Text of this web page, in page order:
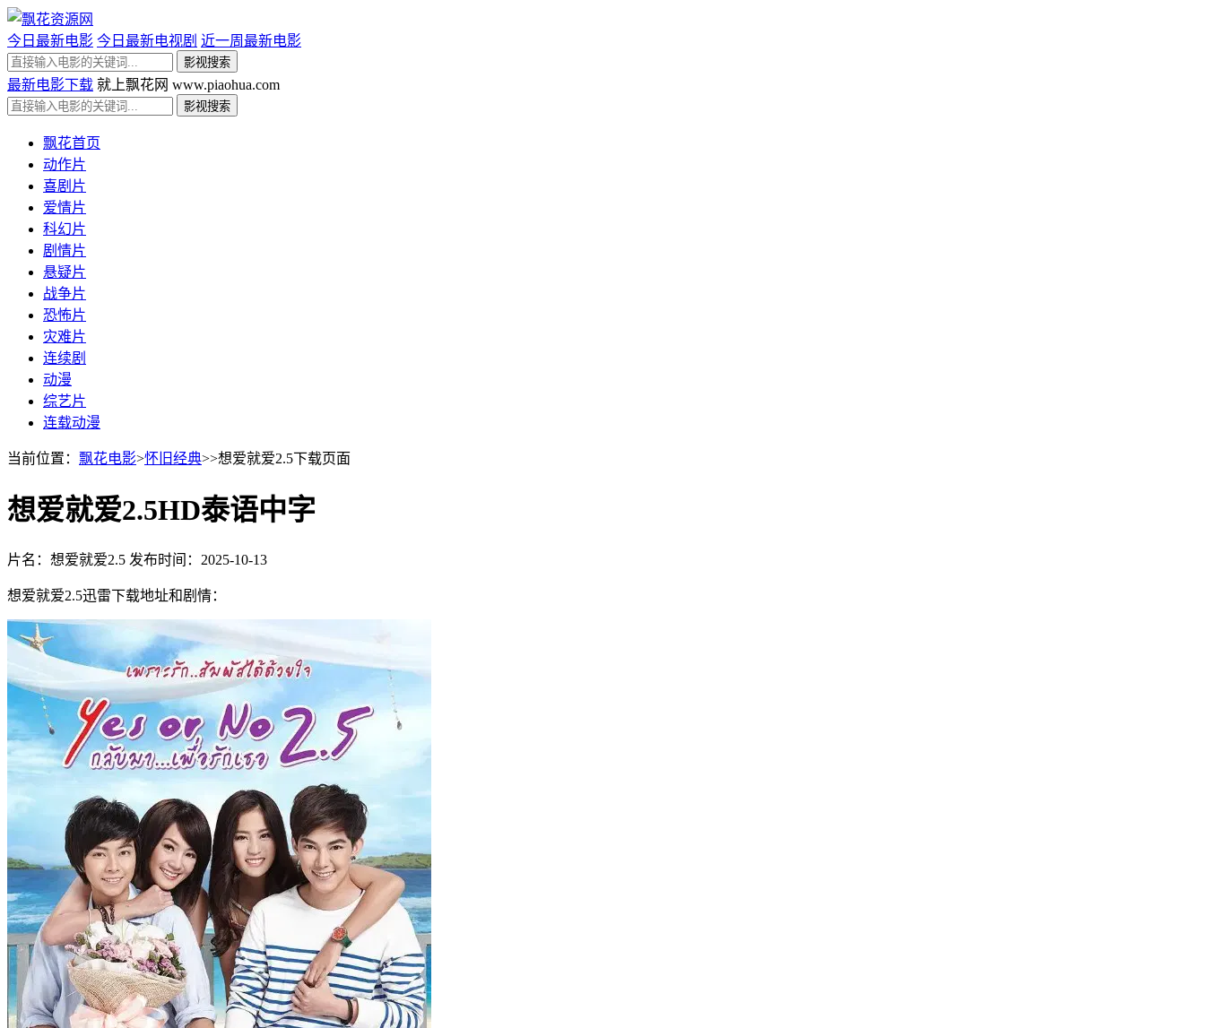
今日最新电影 今日最新电视剧 近一周最新电影
最新电影下载 就上飘花网 www.piaohua.com
飘花首页
动作片
喜剧片
爱情片
科幻片
剧情片
悬疑片
战争片
恐怖片
灾难片
连续剧
动漫
综艺片
连载动漫
当前位置： 飘花电影>怀旧经典>>想爱就爱2.5下载页面
想爱就爱2.5HD泰语中字
片名：想爱就爱2.5 发布时间：2025-10-13
想爱就爱2.5迅雷下载地址和剧情：